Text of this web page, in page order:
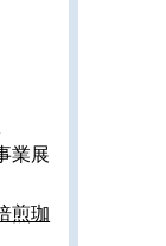
展
煎珈